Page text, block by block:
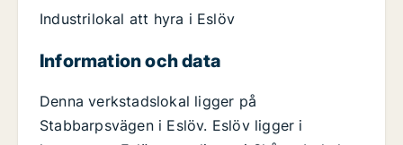
Industrilokal att hyra i Eslöv
Information och data
Denna verkstadslokal ligger på
Stabbarpsvägen i Eslöv. Eslöv ligger i